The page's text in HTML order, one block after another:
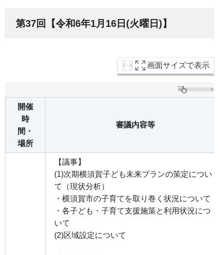
第37回【令和6年1月16日(火曜日)】
画面サイズで表示
開催
時
間・
場所
審議内容等
【議事】
(1)次期横須賀子ども未来プランの策定につい
て（現状分析）
・横須賀市の子育てを取り巻く状況について
・各子ども・子育て支援施策と利用状況につ
いて
(2)区域設定について